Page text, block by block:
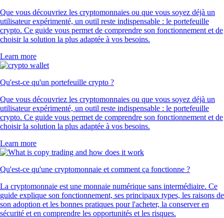
Que vous découvriez les cryptomonnaies ou que vous soyez déjà un
utilisateur expérimenté, un outil reste indispensable : le portefeuille
crypto. Ce guide vous permet de comprendre son fonctionnement et de
choisir la solution la plus adaptée à vos besoins.
Learn more
Qu'est-ce qu'un portefeuille crypto ?
Que vous découvriez les cryptomonnaies ou que vous soyez déjà un
utilisateur expérimenté, un outil reste indispensable : le portefeuille
crypto. Ce guide vous permet de comprendre son fonctionnement et de
choisir la solution la plus adaptée à vos besoins.
Learn more
Qu'est-ce qu'une cryptomonnaie et comment ça fonctionne ?
La cryptomonnaie est une monnaie numérique sans intermédiaire. Ce
guide explique son fonctionnement, ses principaux types, les raisons de
son adoption et les bonnes pratiques pour l'acheter, la conserver en
sécurité et en comprendre les opportunités et les risques.